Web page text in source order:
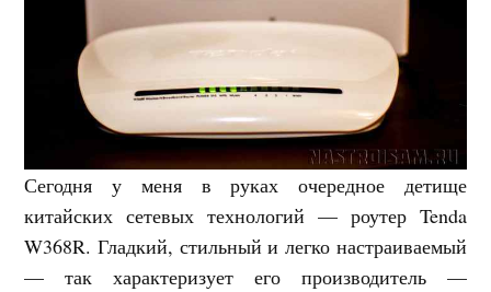
Сегодня у меня в руках очередное детище
китайских сетевых технологий — роутер Tenda
W368R. Гладкий, стильный и легко настраиваемый
— так характеризует его производитель —